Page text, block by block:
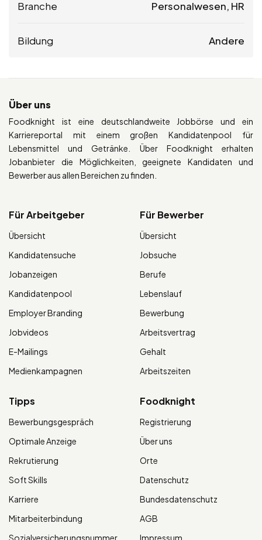
Branche Personalwesen, HR
Bildung Andere
Über uns
Foodknight ist eine deutschlandweite Jobbörse und ein
Karriereportal mit einem großen Kandidatenpool für
Lebensmittel und Getränke. Über Foodknight erhalten
Jobanbieter die Möglichkeiten, geeignete Kandidaten und
Bewerber aus allen Bereichen zu finden.
Für Arbeitgeber
Übersicht
Kandidatensuche
Jobanzeigen
Kandidatenpool
Employer Branding
Jobvideos
E-Mailings
Medienkampagnen
Für Bewerber
Übersicht
Jobsuche
Berufe
Lebenslauf
Bewerbung
Arbeitsvertrag
Gehalt
Arbeitszeiten
Tipps
Bewerbungsgespräch
Optimale Anzeige
Rekrutierung
Soft Skills
Karriere
Mitarbeiterbindung
Sozialversicherungsnummer
Foodknight
Registrierung
Über uns
Orte
Datenschutz
Bundesdatenschutz
AGB
Impressum